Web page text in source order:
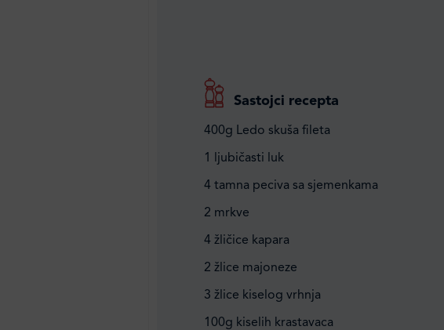
Sastojci recepta
400g Ledo skuša fileta
1 ljubičasti luk
4 tamna peciva sa sjemenkama
2 mrkve
4 žličice kapara
2 žlice majoneze
3 žlice kiselog vrhnja
100g kiselih krastavaca